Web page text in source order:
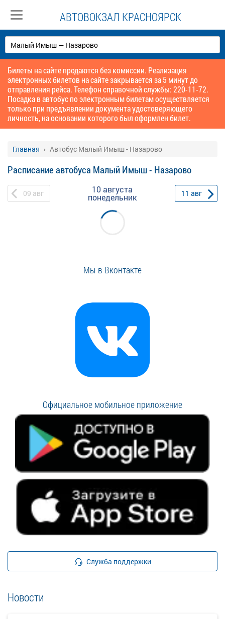
АВТОВОКЗАЛ КРАСНОЯРСК
Билеты на сайте продаются без комиссии. Реализация
электронных билетов на сайте закрывается за 5 минут до
отправления рейса. Телефон справочной службы: 220-11-72.
Посадка в автобус по электронным билетам осуществляется
только при предъявлении документа удостоверяющего
личность, на основании которого был оформлен билет.
Главная Автобус Малый Имыш - Назарово
Расписание автобуса Малый Имыш - Назарово
09 авг 10 августа
понедельник 11 авг
Мы в Вконтакте
Официальное мобильное приложение
Служба поддержки
Новости